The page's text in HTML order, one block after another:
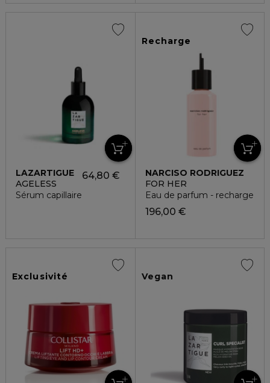
LAZARTIGUE
AGELESS
Sérum capillaire
64,80 €
Recharge
NARCISO RODRIGUEZ
FOR HER
Eau de parfum - recharge
196,00 €
Exclusivité Vegan